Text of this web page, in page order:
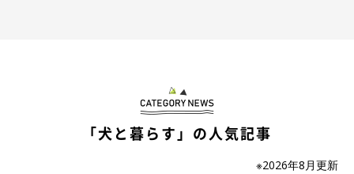
さんたちの声をご紹介します。
「犬と暮らす」の人気記事
※2026年8月更新